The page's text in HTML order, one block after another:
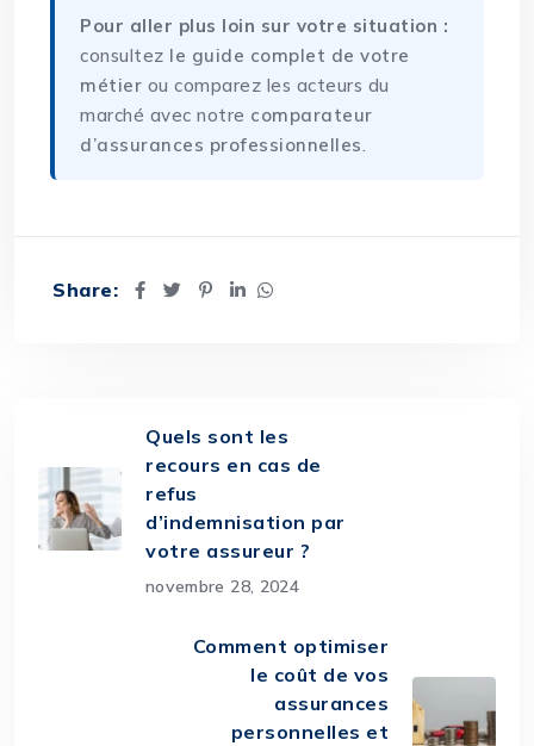
Pour aller plus loin sur votre situation :
consultez le guide complet de votre
métier ou comparez les acteurs du
marché avec notre comparateur
d’assurances professionnelles.
Share:
Quels sont les
recours en cas de
refus
d’indemnisation par
votre assureur ?
novembre 28, 2024
Comment optimiser
le coût de vos
assurances
personnelles et